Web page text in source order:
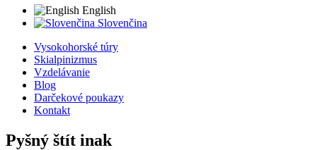
English
Slovenčina
Vysokohorské túry
Skialpinizmus
Vzdelávanie
Blog
Darčekové poukazy
Kontakt
Pyšný štít inak